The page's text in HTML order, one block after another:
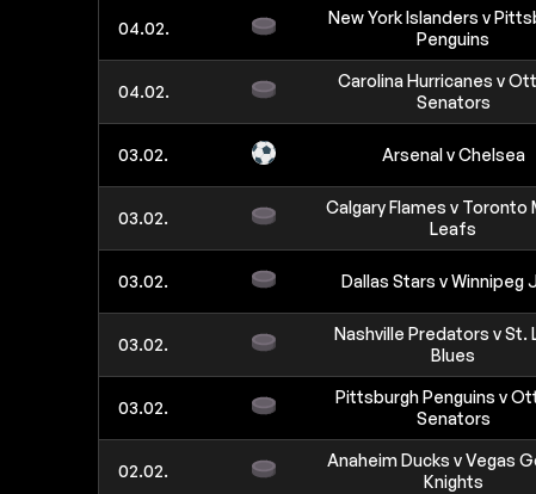
04.02.
New York Islanders v
Penguins
04.02.
Carolina Hurricanes v
Senators
03.02. Arsenal v Chelsea
03.02.
Calgary Flames v Toronto
Leafs
03.02. Dallas Stars v Winnipeg
03.02.
Nashville Predators v St.
Blues
03.02.
Pittsburgh Penguins v
Senators
02.02.
Anaheim Ducks v Vegas
Knights